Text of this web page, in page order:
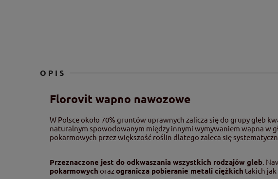
OPIS
Florovit wapno nawozowe
W Polsce około 70% gruntów uprawnych zalicza się do grupy gleb
naturalnym spowodowanym między innymi wymywaniem wapna w
pokarmowych przez większość roślin dlatego zaleca się
Przeznaczone jest do odkwaszania wszystkich rodzajów gleb.
pokarmowych orazogranicza pobieranie metali ciężkich takich jak